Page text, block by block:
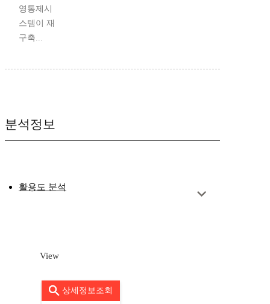
영통제시
스템이 재
구축...
분석정보
활용도 분석
View
상세정보조회